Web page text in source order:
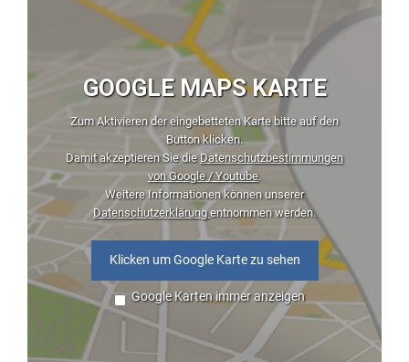
GOOGLE MAPS KARTE
Zum Aktivieren der eingebetteten Karte bitte auf den
Button klicken.
Damit akzeptieren Sie dieDatenschutzbestimmungen
von Google / Youtube.
Weitere Informationen können unserer
Datenschutzerklärungentnommen werden.
Klicken um Google Karte zu sehen
Google Karten immer anzeigen